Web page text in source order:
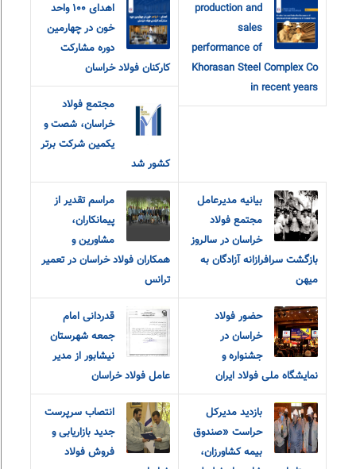
production and
sales
performance of
Khorasan Steel Complex Co
in recent years
اهدای ۱۰۰ واحد
خون در چهارمین
دوره مشارکت
کارکنان فولاد خراسان
مجتمع فولاد
خراسان، شصت و
یکمین شرکت برتر
کشور شد
بیانیه مدیرعامل
مجتمع فولاد
خراسان در سالروز
بازگشت سرافرازانه آزادگان به
میهن
مراسم تقدیر از
پیمانکاران،
مشاورین و
همکاران فولاد خراسان در تعمیر
ترانس
حضور فولاد
خراسان در
جشنواره و
نمایشگاه ملی فولاد ایران
قدردانی امام
جمعه شهرستان
نیشابور از مدیر
عامل فولاد خراسان
بازدید مدیرکل
حراست «صندوق
بیمه کشاورزان،
انتصاب سرپرست
جدید بازاریابی و
فروش فولاد